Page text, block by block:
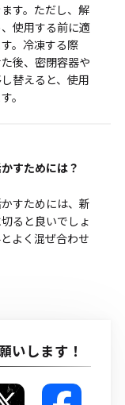
す。ただし、解
使用する前に適
。冷凍する際
後、密閉容器や
替えると、使用
。
すためには？
すためには、新
ると良いでしょ
よく混ぜ合わせ
いします！